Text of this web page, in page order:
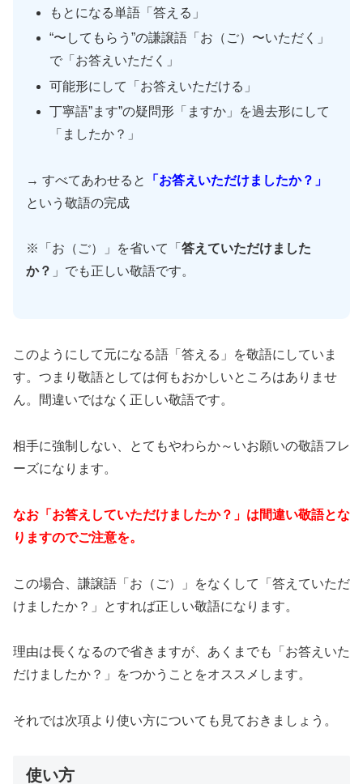
もとになる単語「答える」
“〜してもらう”の謙譲語「お（ご）〜いただく」
で「お答えいただく」
可能形にして「お答えいただける」
丁寧語”ます”の疑問形「ますか」を過去形にして
「ましたか？」
→ すべてあわせると
「お答えいただけましたか？」
という敬語の完成
※「お（ご）」を省いて「 答えていただけました
か？ 」でも正しい敬語です。
このようにして元になる語「答える」を敬語にしていま
す。つまり敬語としては何もおかしいところはありませ
ん。間違いではなく正しい敬語です。
相手に強制しない、とてもやわらか～いお願いの敬語フレ
ーズになります。
なお「お答えしていただけましたか？」は間違い敬語とな
りますのでご注意を。
この場合、謙譲語「お（ご）」をなくして「答えていただ
けましたか？」とすれば正しい敬語になります。
理由は長くなるので省きますが、あくまでも「お答えいた
だけましたか？」をつかうことをオススメします。
それでは次項より使い方についても見ておきましょう。
使い方